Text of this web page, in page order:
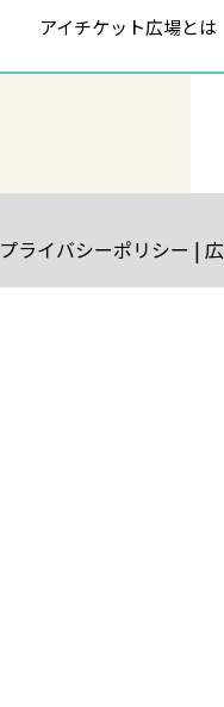
アイチケット広場とは
プライバシーポリシー